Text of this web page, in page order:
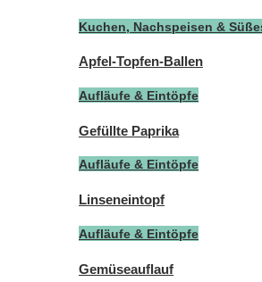
Kuchen, Nachspeisen &
Apfel-Topfen-Ballen
Aufläufe & Eintöpfe
Gefüllte Paprika
Aufläufe & Eintöpfe
Linseneintopf
Aufläufe & Eintöpfe
Gemüseauflauf